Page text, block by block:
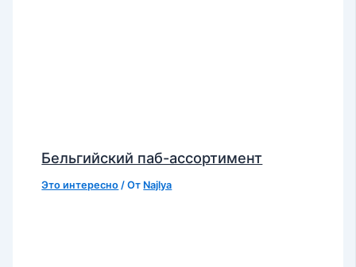
Бельгийский паб-ассортимент
Это интересно / От Najlya